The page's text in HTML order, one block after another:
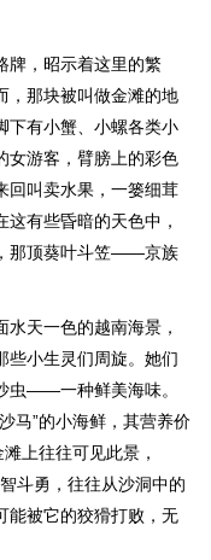
牌，昭示着这里的繁
，那块被叫做金滩的地
下有小蟹、小螺各类小
女游客，臂膀上的彩色
回叫卖水果，一篓细茸
有些昏暗的天色中，
那顶葵叶斗笠——京族
天一色的越南海景，
些小生灵们周旋。她们
虫——一种鲜美海味。
马”的小海鲜，其营养价
上往往可见此景，
斗勇，往往从沙洞中的
能被它的狡猾打败，无